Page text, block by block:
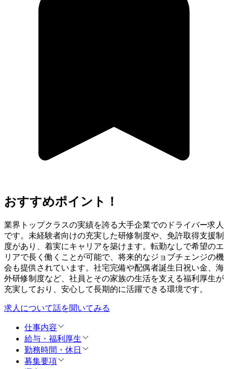
おすすめポイント！
業界トップクラスの実績を誇る大手企業でのドライバー求人
です。未経験者向けの充実した研修制度や、免許取得支援制
度があり、着実にキャリアを築けます。転勤なしで希望のエ
リアで長く働くことが可能で、将来的なジョブチェンジの機
会も提供されています。社宅完備や配偶者誕生日祝い金、海
外研修制度など、社員とその家族の生活を支える福利厚生が
充実しており、安心して長期的に活躍できる環境です。
求人について話を聞いてみる
仕事内容
給与・福利厚生
勤務時間・休日
募集要項